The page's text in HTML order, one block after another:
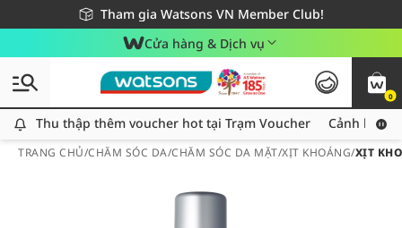
Tham gia Watsons VN Member Club!
Miễn phí giao hàng cho đơn hàng từ 249,000Đ
Giao hàng nhanh 24h - Áp dụng khu vực TP. Hồ Chí Minh
Cửa hàng & Dịch vụ
0
Thu thập thêm voucher hot tại Trạm Voucher
Thu thập thêm voucher hot tại Trạm Voucher Cảnh báo
TRANG CHỦ/CHĂM SÓC DA/CHĂM SÓC DA MẶT/XỊT KHOÁNG/XỊT